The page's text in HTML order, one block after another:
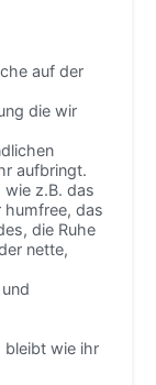
auf der
die wir
aufbringt.
wie z.B. das
humfree, das
die Ruhe
nette,
bleibt wie ihr